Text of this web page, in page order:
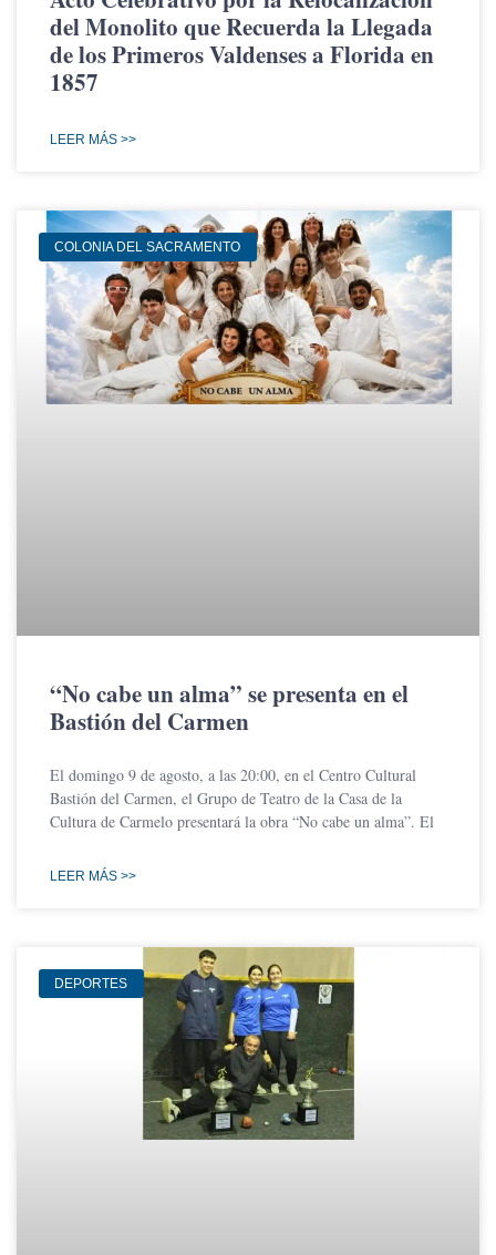
del Monolito que Recuerda la Llegada
de los Primeros Valdenses a Florida en
1857
LEER MÁS >>
COLONIA DEL SACRAMENTO
“No cabe un alma” se presenta en el
Bastión del Carmen
El domingo 9 de agosto, a las 20:00, en el Centro Cultural
Bastión del Carmen, el Grupo de Teatro de la Casa de la
Cultura de Carmelo presentará la obra “No cabe un alma”. El
LEER MÁS >>
DEPORTES